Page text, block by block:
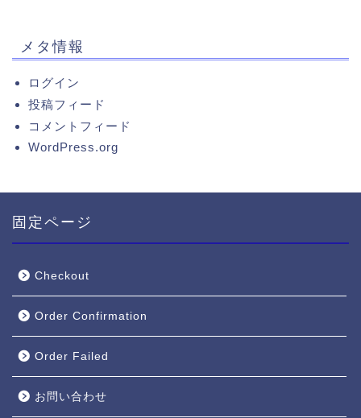
メタ情報
ログイン
投稿フィード
コメントフィード
WordPress.org
固定ページ
Checkout
Order Confirmation
Order Failed
お問い合わせ